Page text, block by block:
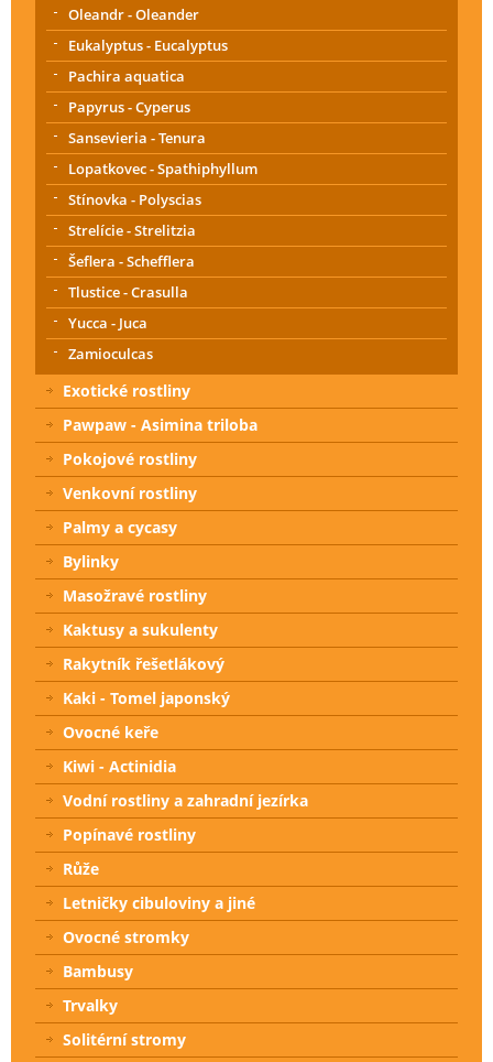
Oleandr - Oleander
Eukalyptus - Eucalyptus
Pachira aquatica
Papyrus - Cyperus
Sansevieria - Tenura
Lopatkovec - Spathiphyllum
Stínovka - Polyscias
Strelície - Strelitzia
Šeflera - Schefflera
Tlustice - Crasulla
Yucca - Juca
Zamioculcas
Exotické rostliny
Pawpaw - Asimina triloba
Pokojové rostliny
Venkovní rostliny
Palmy a cycasy
Bylinky
Masožravé rostliny
Kaktusy a sukulenty
Rakytník řešetlákový
Kaki - Tomel japonský
Ovocné keře
Kiwi - Actinidia
Vodní rostliny a zahradní jezírka
Popínavé rostliny
Růže
Letničky cibuloviny a jiné
Ovocné stromky
Bambusy
Trvalky
Solitérní stromy